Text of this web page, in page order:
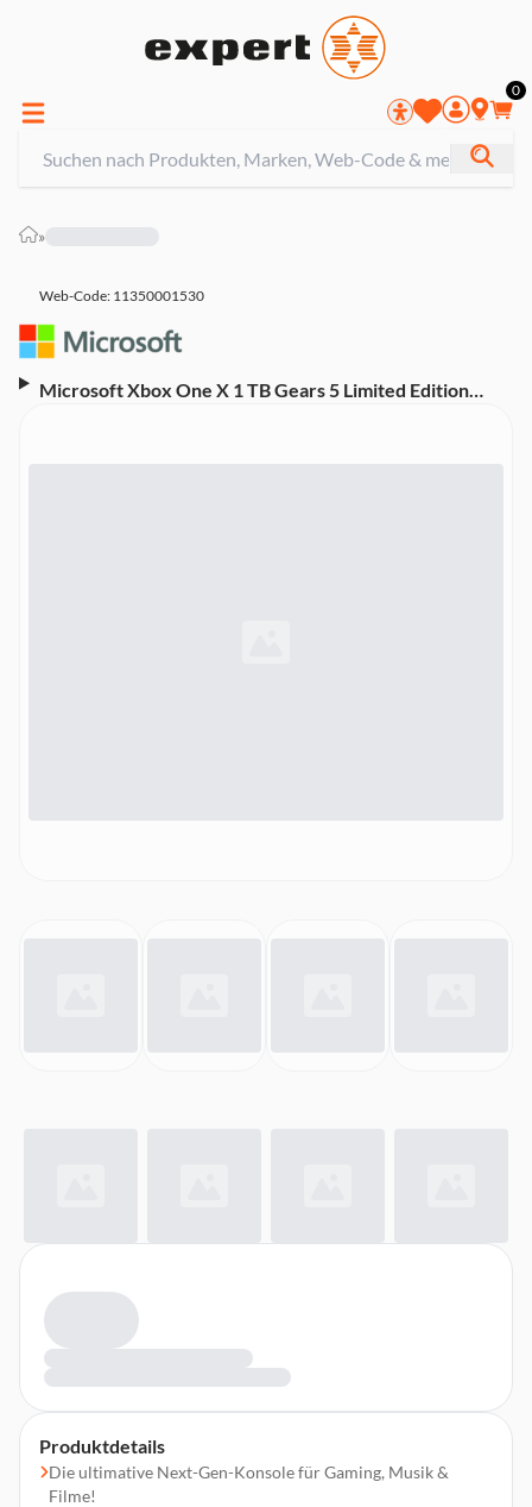
0
»
Web-Code: 11350001530
Microsoft Xbox One X 1 TB Gears 5 Limited Edition
Produktdetails
Die ultimative Next-Gen-Konsole für Gaming, Musik &
Filme!